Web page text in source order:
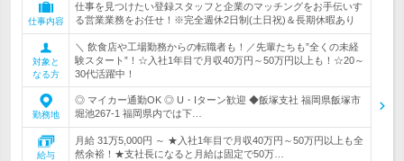
仕事内容
仕事を見つけたい登録スタッフと企業のマッチングをお手伝いす
る営業業務をお任せ！※完全週休2日制(土日祝)＆長期休暇あり
対象と
なる方
＼ 飲食店や工場勤務からの転職者も！／先輩たちも”全くの未経
験スタート”！☆入社1年目で月収40万円～50万円以上も！☆20～
30代活躍中！
勤務地
◎ マイカー通勤OK ◎ U・Iターン歓迎 ◆飯塚支社 福岡県飯塚市
堀池267-1 福岡県内では下…
給与
月給 31万5,000円 ～ ★入社1年目で月収40万円～50万円以上も全
然余裕！★支社長になると月給は固定で50万…